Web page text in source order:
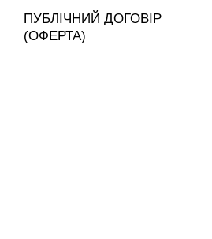
ПУБЛІЧНИЙ ДОГОВІР
(ОФЕРТА)